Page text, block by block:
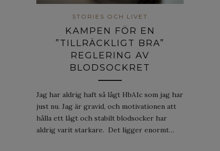
STORIES OCH LIVET
KAMPEN FÖR EN
”TILLRÄCKLIGT BRA”
REGLERING AV
BLODSOCKRET
Jag har aldrig haft så lågt HbA1c som jag har
just nu. Jag är gravid, och motivationen att
hålla ett lågt och stabilt blodsocker har
aldrig varit starkare. Det ligger enormt…